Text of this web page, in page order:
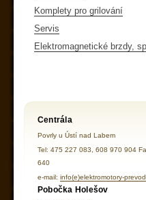
Komplety pro grilování
Servis
Elektromagnetické brzdy,
Centrála
Povrly u Ústí nad Labem
Tel: 475 227 083, 608 970 904
640
e-mail: info(e)elektromotory-
Pobočka Holešov